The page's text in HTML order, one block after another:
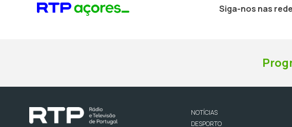
Siga-nos nas
NOTÍCIAS
DESPORTO